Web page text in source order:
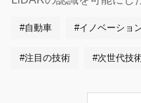
#自動車 #イノベーショ
#注目の技術 #次世代技